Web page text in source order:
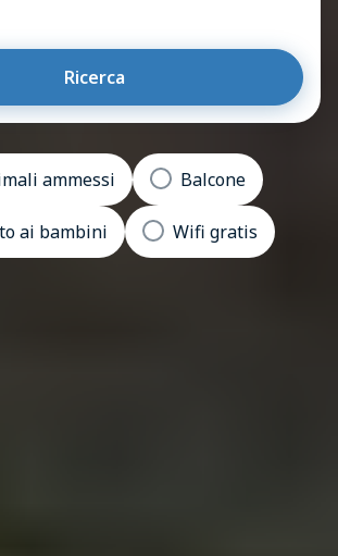
Ricerca
ammessi Balcone
ai bambini Wifi gratis